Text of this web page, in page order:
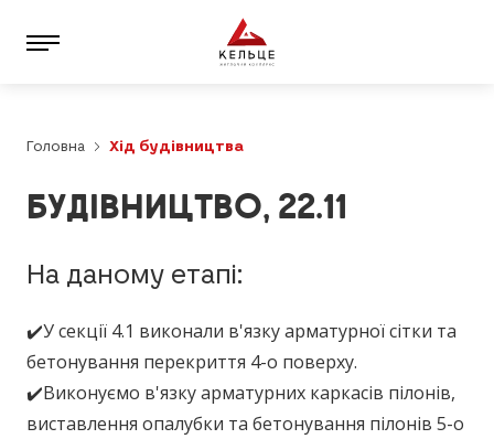
Головна Хід будівництва
БУДІВНИЦТВО, 22.11
На даному етапі:
✔️У секції 4.1 виконали в'язку арматурної сітки та
бетонування перекриття 4-о поверху.
✔️Виконуємо в'язку арматурних каркасів пілонів,
виставлення опалубки та бетонування пілонів 5-о